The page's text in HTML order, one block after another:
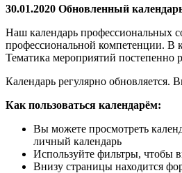
30.01.2020 Обновленный
Наш календарь профессиональных
профессиональной компетенции. В
Тематика мероприятий постепенно
Календарь регулярно
Как пользоваться календарём:
Вы можете просмотреть
личный календарь
Используйте фильтры, чтобы
Внизу страницы находится